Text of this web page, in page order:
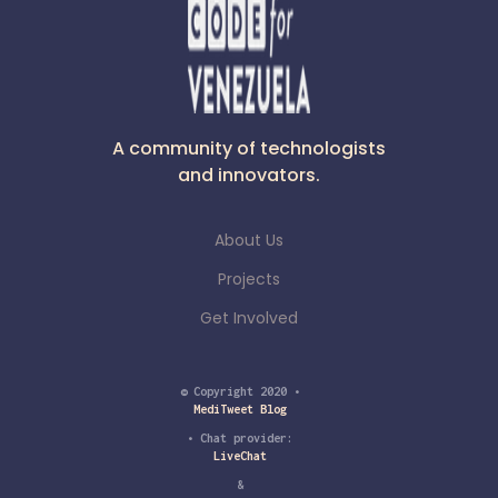
de influenza. Ambos presentan síntomas
parecido y pueden confundirse. Se deben realizar
una prueba de detección para confirmar el
diagnostico. Referencia: CDC Español
A community of technologists
and innovators.
About Us
Projects
Get Involved
© Copyright 2020 •
MediTweet Blog
• Chat provider:
LiveChat
&